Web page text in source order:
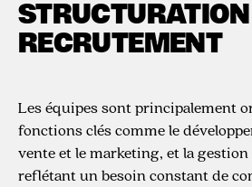
RECRUTEMENT
Les équipes sont principalement
fonctions clés comme le
vente et le marketing, et la
reflétant un besoin constant de